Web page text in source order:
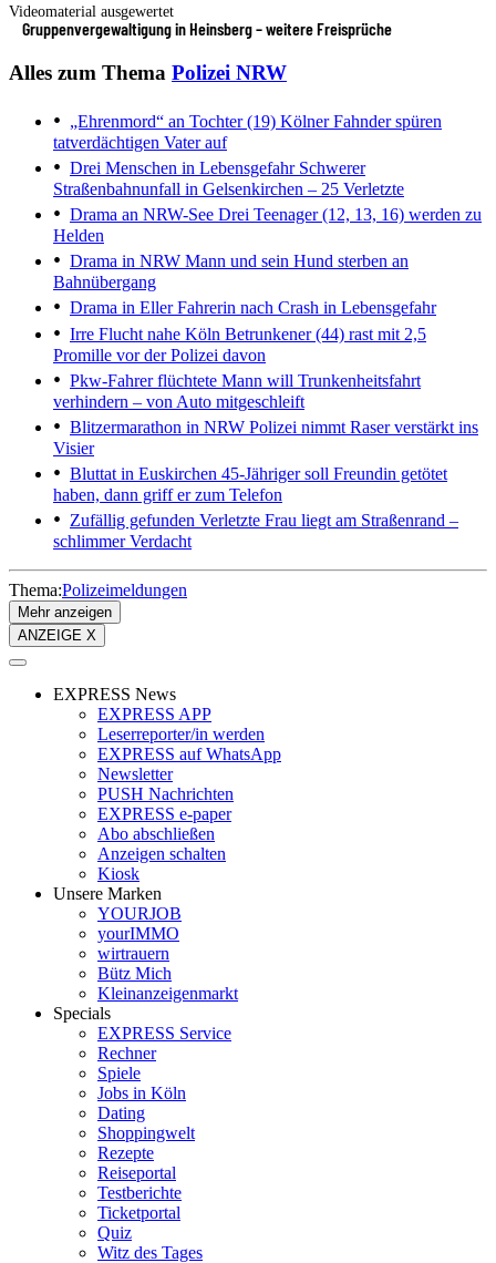
Videomaterial ausgewertet
Gruppenvergewaltigung in Heinsberg – weitere Freisprüche
Alles zum Thema Polizei NRW
„Ehrenmord“ an Tochter (19) Kölner Fahnder spüren
tatverdächtigen Vater auf
Drei Menschen in LebensgefahrSchwerer
Straßenbahnunfall in Gelsenkirchen – 25 Verletzte
Drama an NRW-See Drei Teenager (12, 13, 16) werden zu
Helden
Drama in NRW Mann und sein Hund sterben an
Bahnübergang
Drama in EllerFahrerin nach Crash in Lebensgefahr
Irre Flucht nahe Köln Betrunkener (44) rast mit 2,5
Promille vor der Polizei davon
Pkw-Fahrer flüchtete Mann will Trunkenheitsfahrt
verhindern – von Auto mitgeschleift
Blitzermarathon in NRW Polizei nimmt Raser verstärkt ins
Visier
Bluttat in Euskirchen 45-Jähriger soll Freundin getötet
haben, dann griff er zum Telefon
Zufällig gefunden Verletzte Frau liegt am Straßenrand –
schlimmer Verdacht
Thema:Polizeimeldungen
Mehr anzeigen
ANZEIGE X
EXPRESS News
EXPRESS APP
Leserreporter/in werden
EXPRESS auf WhatsApp
Newsletter
PUSH Nachrichten
EXPRESS e-paper
Abo abschließen
Anzeigen schalten
Kiosk
Unsere Marken
YOURJOB
yourIMMO
wirtrauern
Bütz Mich
Kleinanzeigenmarkt
Specials
EXPRESS Service
Rechner
Spiele
Jobs in Köln
Dating
Shoppingwelt
Rezepte
Reiseportal
Testberichte
Ticketportal
Quiz
Witz des Tages